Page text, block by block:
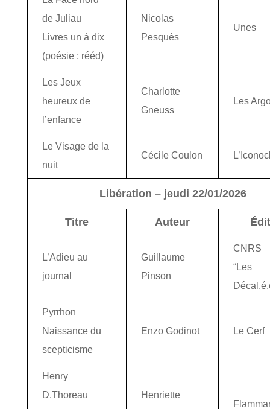
de Juliau
Livres un à dix
(poésie ; rééd)
Nicolas
Pesquès
Unes
Les Jeux
heureux de
l’enfance
Charlotte
Gneuss
Les
Le Visage de la
nuit
Cécile Coulon
Libération – jeudi 22/01/2026
Titre Auteur
L’Adieu au
journal
Guillaume
Pinson
CNRS
“Les
Pyrrhon
Naissance du
scepticisme
Enzo Godinot Le Cerf
Henry
D.Thoreau
Henriette